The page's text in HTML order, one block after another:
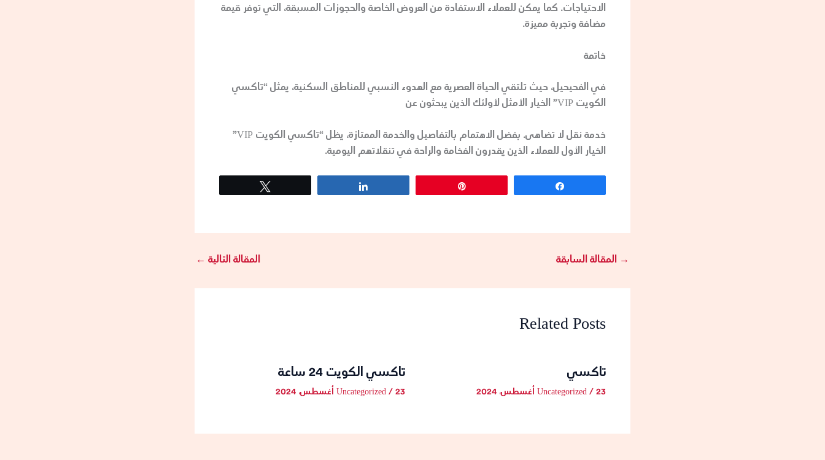
الاحتياجات. كما يمكن للعملاء الاستفادة من العروض الخاصة والحجوزات المسبقة، التي توفر قيمة
مضافة وتجربة مميزة.
خاتمة
في الفحيحيل، حيث تلتقي الحياة العصرية مع الهدوء النسبي للمناطق السكنية، يمثل “تاكسي
الكويت VIP” الخيار الأمثل لأولئك الذين يبحثون عن
خدمة نقل لا تضاهى. بفضل الاهتمام بالتفاصيل والخدمة الممتازة، يظل “تاكسي الكويت VIP”
الخيار الأول للعملاء الذين يقدرون الفخامة والراحة في تنقلاتهم اليومية.
→ المقالة السابقة المقالة التالية ←
Related Posts
تاكسي
Uncategorized/23 أغسطس، 2024
تاكسي الكويت 24 ساعة
Uncategorized/23 أغسطس، 2024